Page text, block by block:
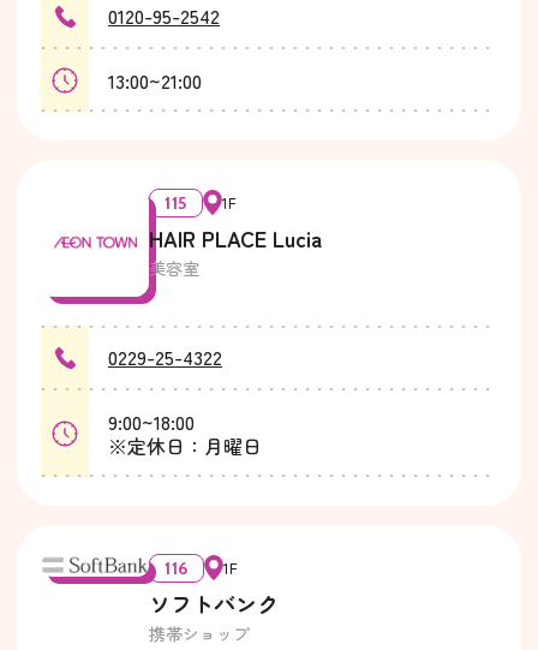
0120-95-2542
13:00~21:00
115 1F
HAIR PLACE Lucia
美容室
0229-25-4322
9:00~18:00
※定休日：月曜日
116 1F
ソフトバンク
携帯ショップ